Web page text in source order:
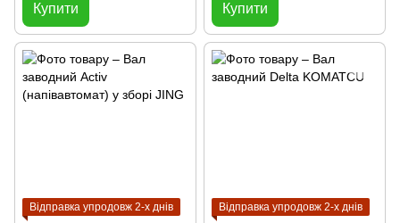
Купити Купити
Відправка упродовж 2-х днів Відправка упродовж 2-х днів